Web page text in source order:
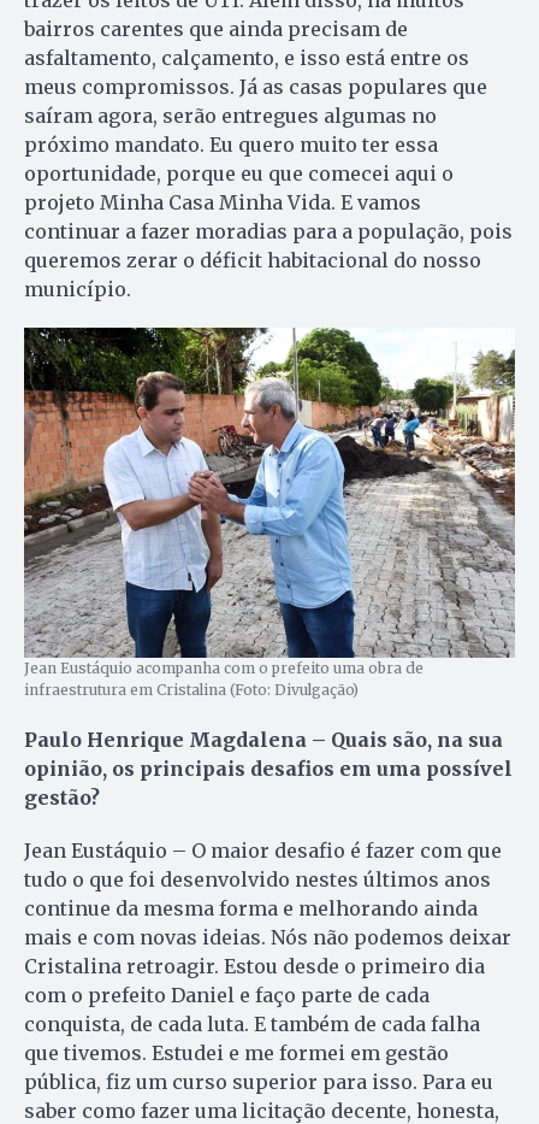
bairros carentes que ainda precisam de
asfaltamento, calçamento, e isso está entre os
meus compromissos. Já as casas populares que
saíram agora, serão entregues algumas no
próximo mandato. Eu quero muito ter essa
oportunidade, porque eu que comecei aqui o
projeto Minha Casa Minha Vida. E vamos
continuar a fazer moradias para a população, pois
queremos zerar o déficit habitacional do nosso
município.
Jean Eustáquio acompanha com o prefeito uma obra de
infraestrutura em Cristalina (Foto: Divulgação)
Paulo Henrique Magdalena – Quais são, na sua
opinião, os principais desafios em uma possível
gestão?
Jean Eustáquio – O maior desafio é fazer com que
tudo o que foi desenvolvido nestes últimos anos
continue da mesma forma e melhorando ainda
mais e com novas ideias. Nós não podemos deixar
Cristalina retroagir. Estou desde o primeiro dia
com o prefeito Daniel e faço parte de cada
conquista, de cada luta. E também de cada falha
que tivemos. Estudei e me formei em gestão
pública, fiz um curso superior para isso. Para eu
saber como fazer uma licitação decente, honesta,